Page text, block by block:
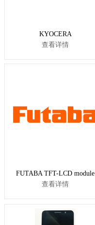
KYOCERA
查看详情
FUTABA TFT-LCD module
查看详情